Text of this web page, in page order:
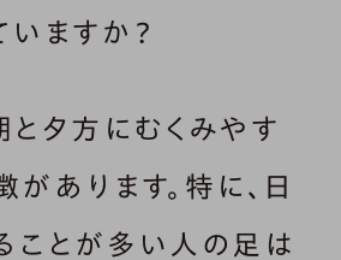
いますか？
と夕方にむくみやす
があります。特に、日
ことが多い人の足は